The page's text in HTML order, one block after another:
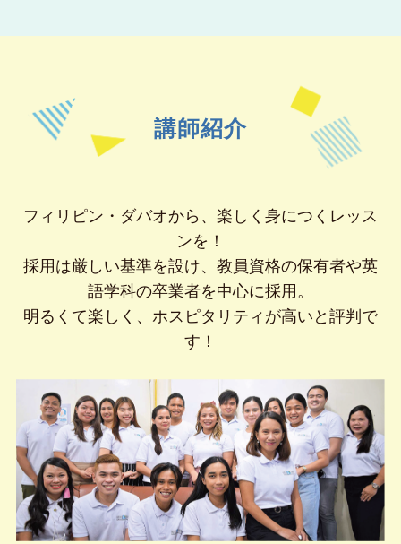
講師紹介
フィリピン・ダバオから、楽しく身につくレッス
ンを！
採用は厳しい基準を設け、教員資格の保有者や英
語学科の卒業者を中心に採用。
明るくて楽しく、ホスピタリティが高いと評判で
す！